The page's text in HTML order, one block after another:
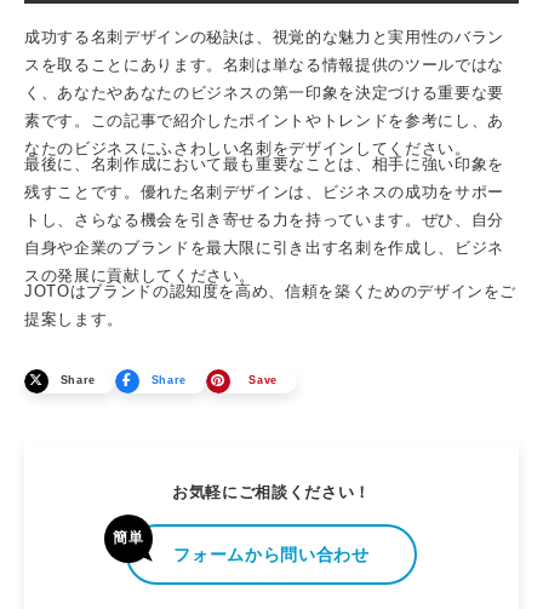
成功する名刺デザインの秘訣は、視覚的な魅力と実用性のバラン
スを取ることにあります。名刺は単なる情報提供のツールではな
く、あなたやあなたのビジネスの第一印象を決定づける重要な要
素です。この記事で紹介したポイントやトレンドを参考にし、あ
なたのビジネスにふさわしい名刺をデザインしてください。
最後に、名刺作成において最も重要なことは、相手に強い印象を
残すことです。優れた名刺デザインは、ビジネスの成功をサポー
トし、さらなる機会を引き寄せる力を持っています。ぜひ、自分
自身や企業のブランドを最大限に引き出す名刺を作成し、ビジネ
スの発展に貢献してください。
JOTOはブランドの認知度を高め、信頼を築くためのデザインをご
提案します。
Share Share Save
お気軽にご相談ください！
簡単
フォームから問い合わせ